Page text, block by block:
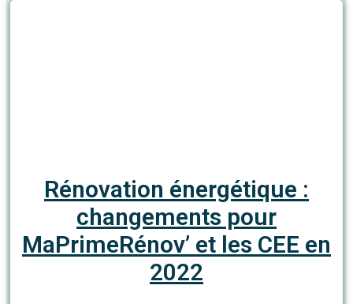
Rénovation énergétique :
changements pour
MaPrimeRénov’ et les CEE en
2022